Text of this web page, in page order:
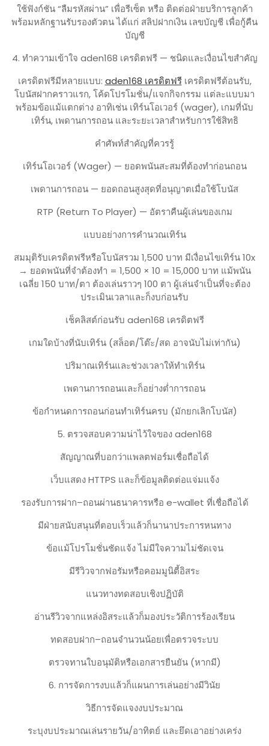
ใช้ฟังก์ชัน “ลืมรหัสผ่าน” เพื่อรีเซ็ต หรือ ติดต่อฝ่ายบริการลูกค้า
พร้อมหลักฐานรับรองตัวตน ได้แก่ สลิปฝากเงิน เลขบัญชี เพื่อกู้คืน
บัญชี
4. ทำความเข้าใจ aden168 เครดิตฟรี — ชนิดและเงื่อนไขสำคัญ
เครดิตฟรีมีหลายแบบ: aden168 เครดิตฟรีเครดิตฟรีต้อนรับ,
โบนัสฝากคราวแรก, โค้ดโปรโมชั่น/แจกกิจกรรม แต่ละแบบมา
พร้อมข้อแม้แตกต่าง อาทิเช่น เทิร์นโอเวอร์ (wager), เกมที่นับ
เทิร์น, เพดานการถอน และระยะเวลาสำหรับการใช้สิทธิ
คำศัพท์สำคัญที่ควรรู้
เทิร์นโอเวอร์ (Wager) — ยอดพนันสะสมที่ต้องทำก่อนถอน
เพดานการถอน — ยอดถอนสูงสุดที่อนุญาตเมื่อใช้โบนัส
RTP (Return To Player) — อัตราคืนผู้เล่นของเกม
แบบอย่างการคำนวณเทิร์น
สมมุติรับเครดิตฟรีหรือโบนัสรวม 1,500 บาท มีเงื่อนไขเทิร์น 10x
→ ยอดพนันที่จำต้องทำ = 1,500 × 10 = 15,000 บาท แม้พนัน
เฉลี่ย 150 บาท/ตา ต้องเล่นราวๆ 100 ตา ผู้เล่นจำเป็นที่จะต้อง
ประเมินเวลาและก็งบก่อนรับ
เช็คลิสต์ก่อนรับ aden168 เครดิตฟรี
เกมใดบ้างที่นับเทิร์น (สล็อต/โต๊ะ/สด อาจนับไม่เท่ากัน)
ปริมาณเทิร์นและช่วงเวลาให้ทำเทิร์น
เพดานการถอนและก็อย่างต่ำการถอน
ข้อกำหนดการถอนก่อนทำเทิร์นครบ (มักยกเลิกโบนัส)
5. ตรวจสอบความน่าไว้ใจของ aden168
สัญญาณที่บอกว่าแพลตฟอร์มเชื่อถือได้
เว็บแสดง HTTPS และก็ข้อมูลติดต่อแจ่มแจ้ง
รองรับการฝาก–ถอนผ่านธนาคารหรือ e-wallet ที่เชื่อถือได้
มีฝ่ายสนับสนุนที่ตอบเร็วแล้วก็นานาประการหนทาง
ข้อแม้โปรโมชั่นชัดแจ้ง ไม่มีใจความไม่ชัดเจน
มีรีวิวจากฟอรัมหรือคอมมูนิตี้อิสระ
แนวทางทดสอบเชิงปฏิบัติ
อ่านรีวิวจากแหล่งอิสระแล้วก็มองประวัติการร้องเรียน
ทดสอบฝาก–ถอนจำนวนน้อยเพื่อตรวจระบบ
ตรวจทานใบอนุมัติหรือเอกสารยืนยัน (หากมี)
6. การจัดการงบแล้วก็แผนการเล่นอย่างมีวินัย
วิธีการจัดแจงงบประมาณ
ระบุงบประมาณเล่นรายวัน/อาทิตย์ และยึดเอาอย่างเคร่ง